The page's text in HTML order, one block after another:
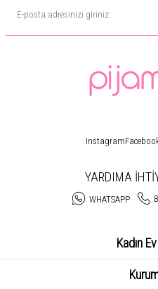
Instagram
YARDIMA
WHATSAPP
Kadın